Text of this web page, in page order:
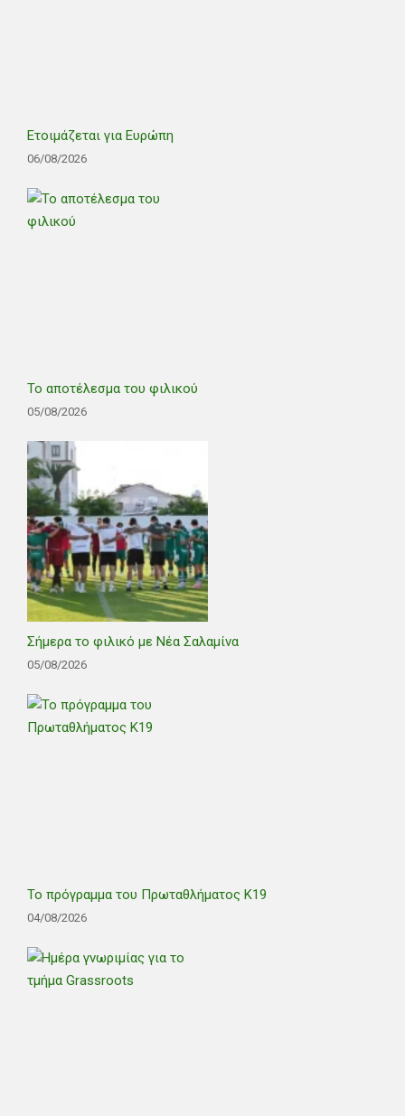
Ετοιμάζεται για Ευρώπη
06/08/2026
Το αποτέλεσμα του φιλικού
05/08/2026
Σήμερα το φιλικό με Νέα Σαλαμίνα
05/08/2026
Το πρόγραμμα του Πρωταθλήματος Κ19
04/08/2026